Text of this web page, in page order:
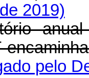
2019)
pelo